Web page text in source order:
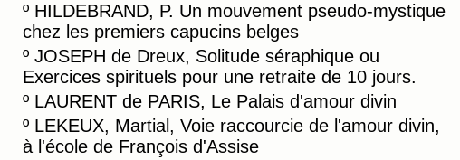
º HILDEBRAND, P. Un mouvement pseudo-mystique
chez les premiers capucins belges
º JOSEPH de Dreux, Solitude séraphique ou
Exercices spirituels pour une retraite de 10 jours.
º LAURENT de PARIS, Le Palais d'amour divin
º LEKEUX, Martial, Voie raccourcie de l'amour divin,
à l'école de François d'Assise